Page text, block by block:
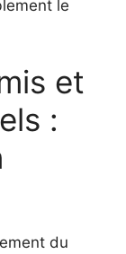
le
et
:
du